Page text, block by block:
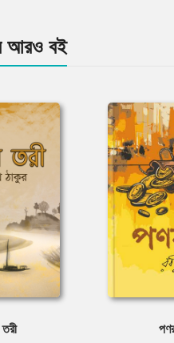
আরও বই